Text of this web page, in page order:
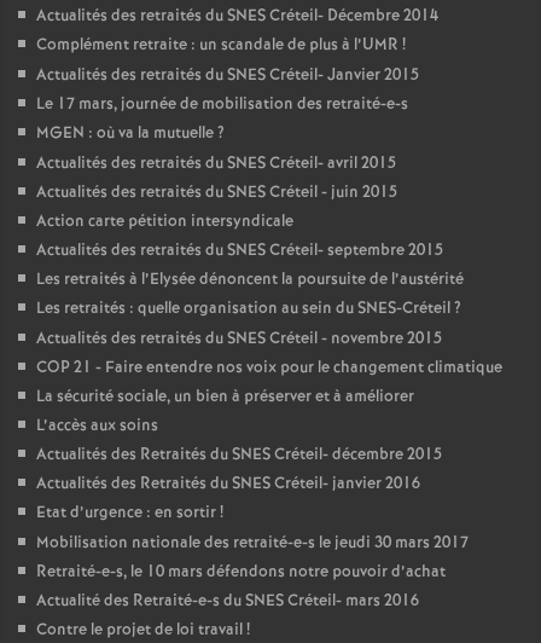
Actualités des retraités duSNESCréteil- Décembre 2014
Complément retraite : un scandale de plus à l’UMR !
Actualités des retraités duSNESCréteil- Janvier 2015
Le 17 mars, journée de mobilisation des retraité-e-s
MGEN : où va la mutuelle?
Actualités des retraités duSNESCréteil- avril 2015
Actualités des retraités duSNESCréteil - juin 2015
Action carte pétition intersyndicale
Actualités des retraités duSNESCréteil- septembre 2015
Les retraités à l’Elysée dénoncent la poursuite de l’austérité
Les retraités : quelle organisation au sein duSNES-Créteil?
Actualités des retraités duSNESCréteil - novembre 2015
COP21 - Faire entendre nos voix pour le changement climatique
La sécurité sociale, un bien à préserver et à améliorer
L’accès aux soins
Actualités des Retraités duSNESCréteil- décembre 2015
Actualités des Retraités duSNESCréteil- janvier 2016
Etat d’urgence : en sortir!
Mobilisation nationale des retraité-e-s le jeudi 30 mars 2017
Retraité-e-s, le 10 mars défendons notre pouvoir d’achat
Actualité des Retraité-e-s duSNESCréteil- mars 2016
Contre le projet de loi travail!